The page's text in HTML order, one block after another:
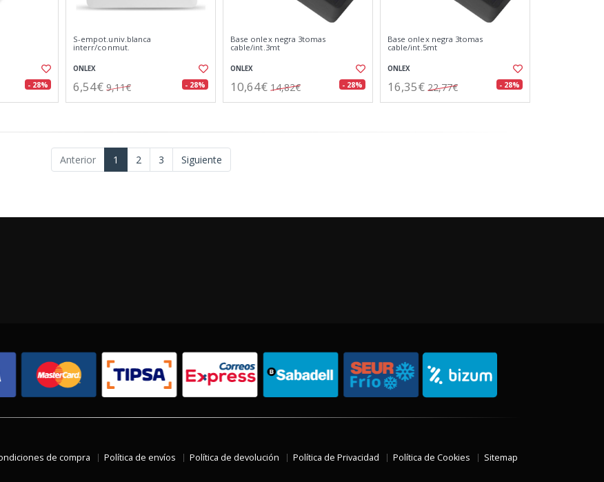
- 28%
S-empot.univ.blanca
interr/conmut.
ONLEX
6,54€ 9,11€ - 28%
Base onlex negra 3tomas
cable/int.3mt
ONLEX
10,64€ 14,82€ - 28%
Base onlex negra 3tomas
cable/int.5mt
ONLEX
16,35€ 22,77€ - 28%
Anterior 1 2 3 Siguiente
de compra Política de envíos Política de devolución Política de Privacidad Política de Cookies Sitemap